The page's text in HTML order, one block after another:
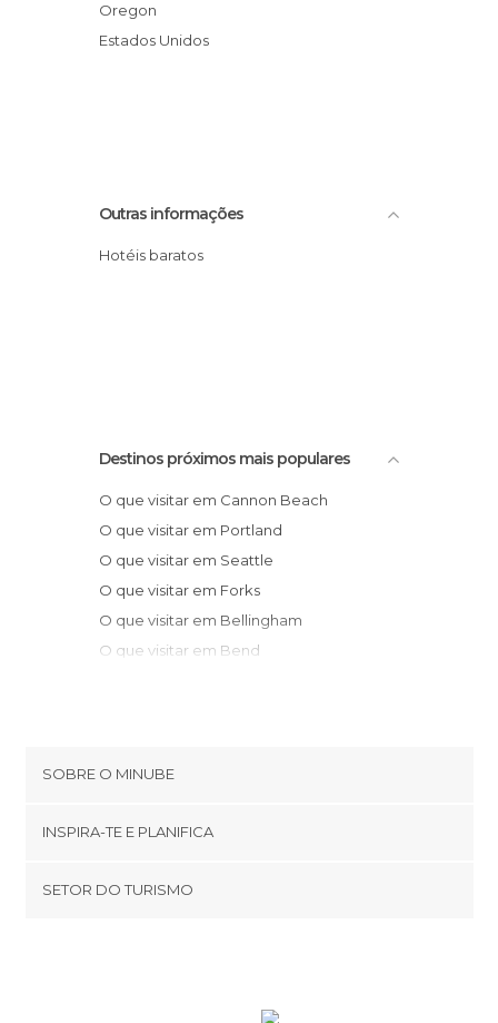
Oregon
Estados Unidos
Outras informações
Hotéis baratos
Destinos próximos mais populares
O que visitar em Cannon Beach
O que visitar em Portland
O que visitar em Seattle
O que visitar em Forks
O que visitar em Bellingham
O que visitar em Bend
SOBRE O MINUBE
Términos e Condições
INSPIRA-TE E PLANIFICA
SETOR DO TURISMO